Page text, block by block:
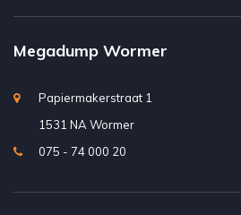
Megadump Wormer
Papiermakerstraat 1
1531 NA Wormer
075 - 74 000 20